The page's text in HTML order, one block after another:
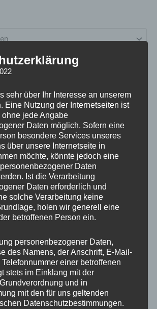
R
SCOOTER,E-TRIKES,COCO BIKES
,ELEKTRO SCOOTER,COCO BIKE,
sehr über Ihr Interesse an unserem
Eine Nutzung der Internetseiten ist
jede Angabe
Daten möglich. Sofern eine
besondere Services unseres
über unsere Internetseite in
möchte, könnte jedoch eine
Daten
Ist die Verarbeitung
Daten erforderlich und
solche Verarbeitung keine
holen wir generell eine
betroffenen Person ein.
personenbezogener Daten,
des Namens, der Anschrift, E-Mail-
einer betroffenen
stets im Einklang mit der
und in
mit den für uns geltenden
Datenschutzbestimmungen.